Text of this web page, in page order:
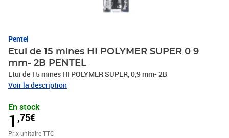
Pentel
Etui de 15 mines HI POLYMER SUPER 0 9
mm- 2B PENTEL
Etui de 15 mines HI POLYMER SUPER, 0,9 mm- 2B
Voir la description
En stock
1 ,75€
Prix unitaire TTC